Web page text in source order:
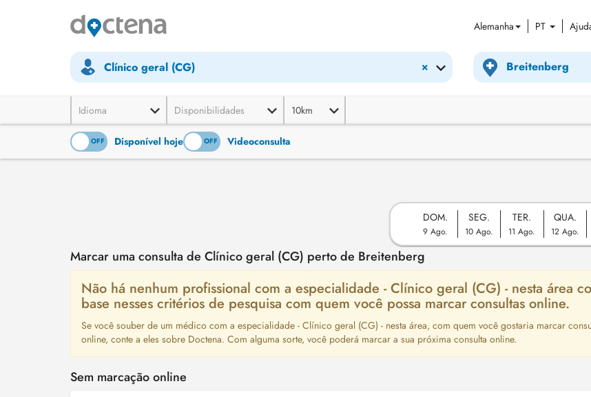
Alemanha PT
×
Clínico geral (CG)
Idioma Disponibilidades 10km
OFF Disponível hoje
ON OFF Videoconsulta
DOM.
9 Ago.
SEG.
10 Ago.
TER.
11 Ago.
QUA.
12 Ago.
Marcar uma consulta de Clínico geral (CG) perto de Breitenberg
Não há nenhum profissional com a especialidade - Clínico geral (CG) - nesta área
base nesses critérios de pesquisa com quem você possa marcar consultas online.
Se você souber de um médico com a especialidade - Clínico geral (CG) - nesta área, com quem você gostaria marcar
online, conte a eles sobre Doctena. Com alguma sorte, você poderá marcar a sua próxima consulta online.
Sem marcação online